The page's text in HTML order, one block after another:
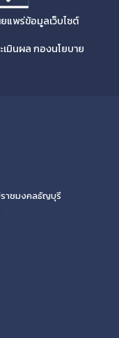
แพร่ข้อมูลเว็บไซต์
มินผล กองนโยบาย
ราชมงคลธัญบุรี